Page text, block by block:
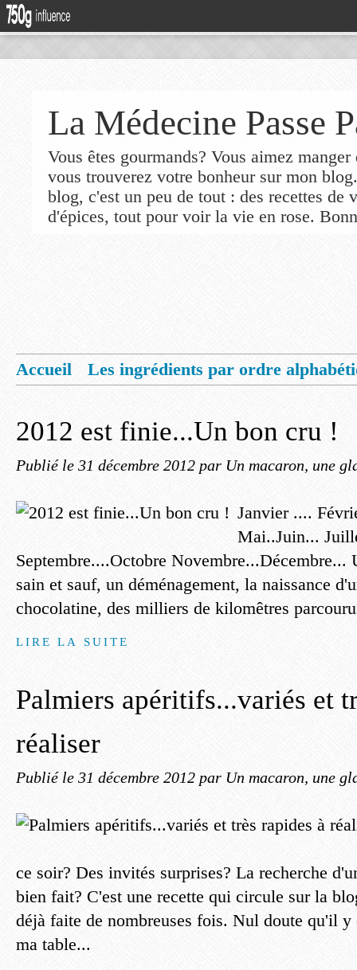
La Médecine Passe
Vous êtes gourmands? Vous aimez
vous trouverez votre bonheur sur mon
blog, c'est un peu de tout : des recettes de
d'épices, tout pour voir la vie en rose.
Accueil
Les ingrédients par ordre
2012 est finie...Un bon cru !
Publié le 31 décembre 2012 par Un macaron, une
Janvier ....
Mai..Juin...
Septembre....Octobre Novembre...Décembre...
sain et sauf, un déménagement, la naissance
chocolatine, des milliers de kilomêtres
LIRE LA SUITE
Palmiers apéritifs...variés et
réaliser
Publié le 31 décembre 2012 par Un macaron, une
ce soir? Des invités surprises? La recherche
bien fait? C'est une recette qui circule sur la
déjà faite de nombreuses fois. Nul doute qu'il y
ma table...